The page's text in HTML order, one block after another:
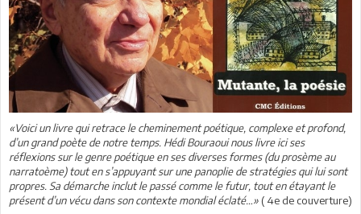
«Voici un livre qui retrace le cheminement poétique, complexe et profond,
d’un grand poète de notre temps. Hédi Bouraoui nous livre ici ses
réflexions sur le genre poétique en ses diverses formes (du prosème au
narratoème) tout en s’appuyant sur une panoplie de stratégies qui lui sont
propres. Sa démarche inclut le passé comme le futur, tout en étayant le
présent d’un vécu dans son contexte mondial éclaté…» ( 4e de couverture)